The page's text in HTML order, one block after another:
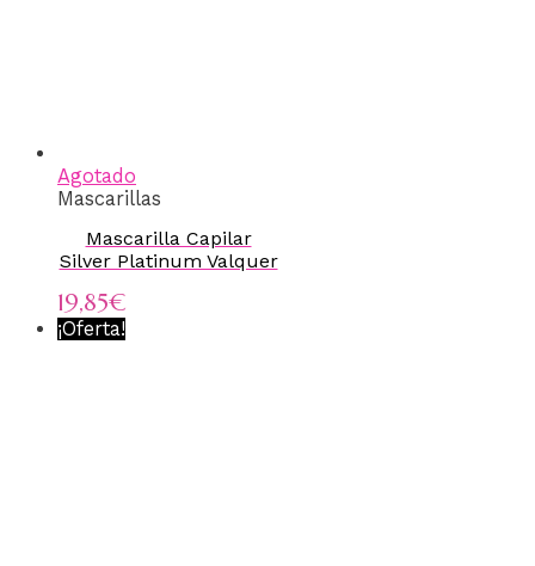
Agotado
Mascarillas
Mascarilla Capilar
Silver Platinum Valquer
19,85€
¡Oferta!